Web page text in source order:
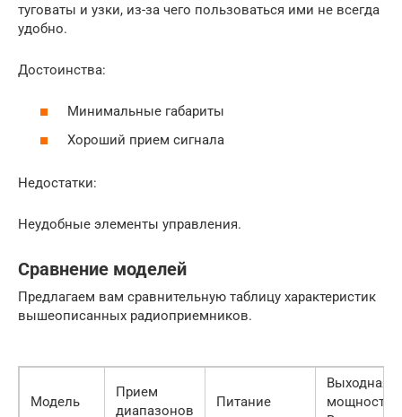
туговаты и узки, из-за чего пользоваться ими не всегда
удобно.
Достоинства:
Минимальные габариты
Хороший прием сигнала
Недостатки:
Неудобные элементы управления.
Сравнение моделей
Предлагаем вам сравнительную таблицу характеристик
вышеописанных радиоприемников.
Модель
Прием
диапазонов
Питание
Выходная
мощность,